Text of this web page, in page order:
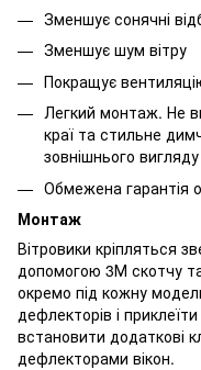
Зменшує сонячні
Зменшує шум вітру
Покращує
Легкий монтаж. Не
краї та стильне
зовнішнього вигляду
Обмежена гарантія
Монтаж
Вітровики кріпляться
допомогою 3М скотчу
окремо під кожну
дефлекторів і
встановити додаткові
дефлекторами вікон.